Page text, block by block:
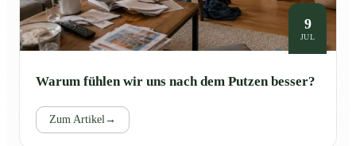
9
JUL
Warum fühlen wir uns nach dem Putzen besser?
Zum Artikel→